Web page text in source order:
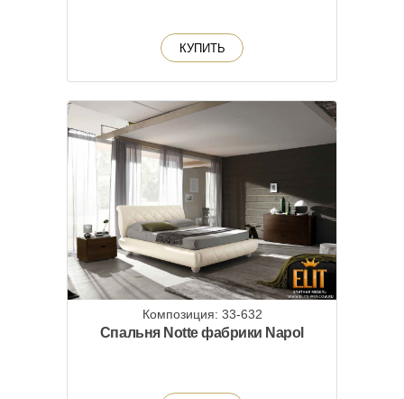
КУПИТЬ
Композиция: 33-632
Спальня Notte фабрики Napol